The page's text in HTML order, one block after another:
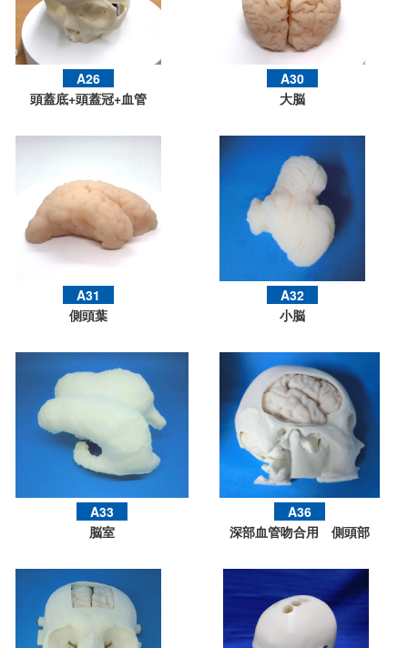
A26
頭蓋底+頭蓋冠+血管
A30
大脳
A31
側頭葉
A32
小脳
A33
脳室
A36
深部血管吻合用 側頭部